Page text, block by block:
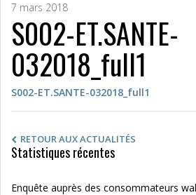
7 mars 2018
S002-ET.SANTE-
032018_full1
S002-ET.SANTE-032018_full1
RETOUR AUX ACTUALITÉS
Statistiques récentes
Enquête auprès des consommateurs